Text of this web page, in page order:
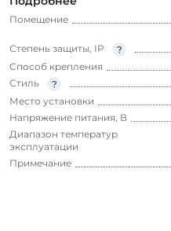
Помещение
Степень защиты, IP
Способ крепления
Стиль
Место установки
Напряжение питания, В
Диапазон температур
эксплуатации
Примечание